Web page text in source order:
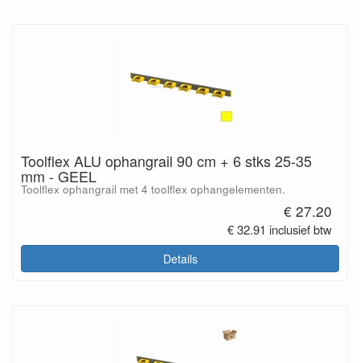
Toolflex ALU ophangrail 90 cm + 6 stks 25-35
mm - GEEL
Toolflex ophangrail met 4 toolflex ophangelementen.
€ 27.20
€ 32.91 inclusief btw
Details